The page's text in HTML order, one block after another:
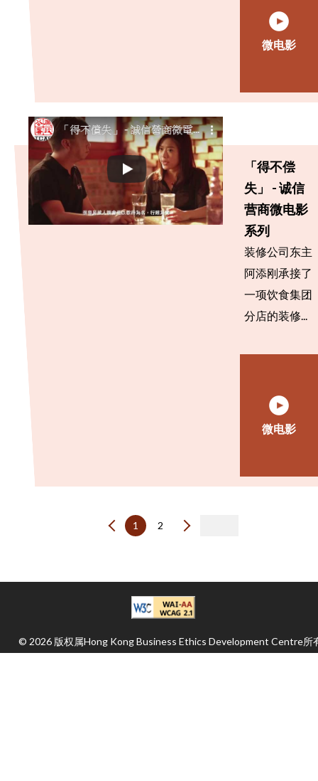
微电影
「得不偿
失」 - 诚信
营商微电影
系列
装修公司东主
阿添刚承接了
一项饮食集团
分店的装修...
微电影
1 2
© 2026 版权属Hong Kong Business Ethics Development Centre所